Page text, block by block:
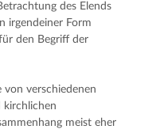
des Elends
irgendeiner Form
den Begriff der
von verschiedenen
kirchlichen
meist eher